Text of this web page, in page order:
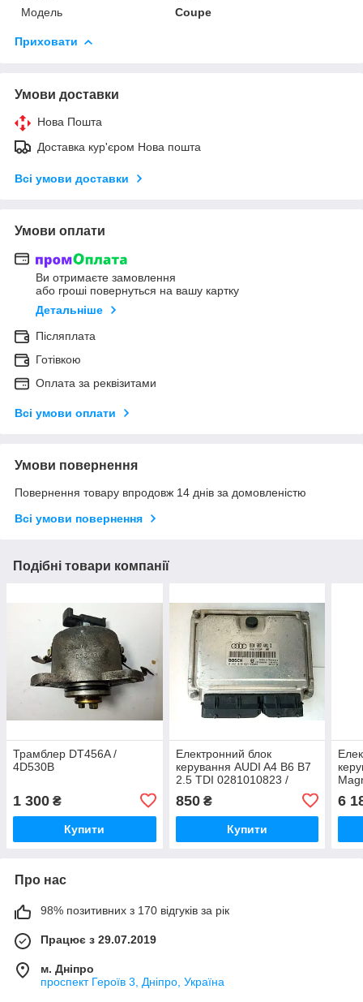
Модель
Coupe
Приховати
Умови доставки
Нова Пошта
Доставка кур'єром Нова пошта
Всі умови доставки
Умови оплати
Ви отримаєте замовлення
або гроші повернуться на вашу картку
Детальніше
Післяплата
Готівкою
Оплата за реквізитами
Всі умови оплати
Умови повернення
Повернення товару впродовж 14 днів за домовленістю
Всі умови повернення
Подібні товари компанії
Трамблер DT456A /
4D530B
1 300 ₴
Купити
Електронний блок
керування AUDI A4 B6 B7
2.5 TDI 0281010823 /
850₴
Купити
6
Про нас
98% позитивних з 170 відгуків за рік
Працює з 29.07.2019
м. Дніпро
проспект Героїв 3, Дніпро, Україна